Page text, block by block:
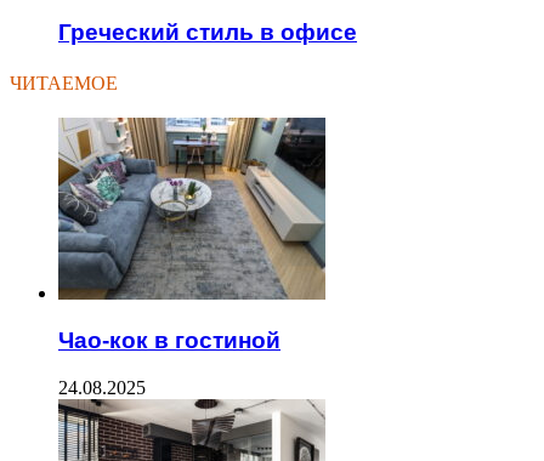
Греческий стиль в офисе
ЧИТАЕМОЕ
Чао-кок в гостиной
24.08.2025